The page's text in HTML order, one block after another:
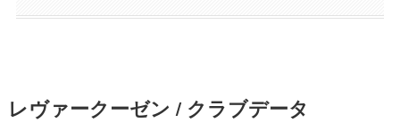
レヴァークーゼン / クラブデータ